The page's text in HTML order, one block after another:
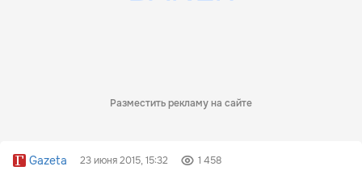
Разместить рекламу на сайте
Gazeta 23 июня 2015, 15:32 1 458